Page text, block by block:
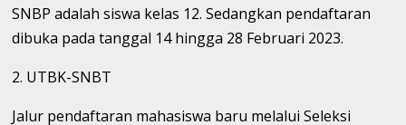
SNBP adalah siswa kelas 12. Sedangkan pendaftaran
dibuka pada tanggal 14 hingga 28 Februari 2023.
2. UTBK-SNBT
Jalur pendaftaran mahasiswa baru melalui Seleksi